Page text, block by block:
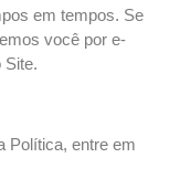
em tempos. Se
você por e-
Site.
Política, entre em